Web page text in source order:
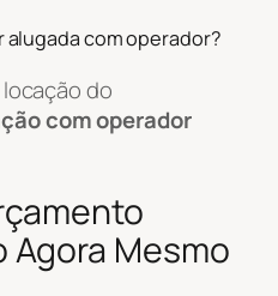
com operador?
do
com operador
Agora Mesmo